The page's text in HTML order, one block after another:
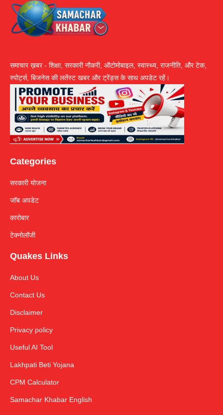
समाचार ख़बर - शिक्षा, सरकारी नौकरी, ऑटोमोबाइल, स्वास्थ्य, राजनीति, और टेक,
स्पोर्ट्स, बिजनेस की लतेंस्ट खबर और ट्रेंड्स के साथ अपडेट रहें।
Categories
सरकारी योजना
जॉब अपडेट
कारोबार
टेक्नोलॉजी
Quakes Links
About Us
Contact Us
Disclaimer
Privacy policy
Useful AI Tool
Lakhpati Beti Yojana
CPM Calculator
Samachar Khabar English